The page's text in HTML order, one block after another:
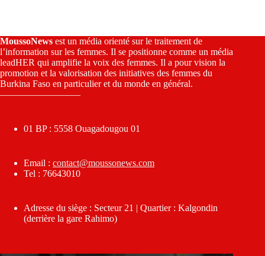
MoussoNews est un média orienté sur le traitement de
l’information sur les femmes. Il se positionne comme un média
leadHER qui amplifie la voix des femmes. Il a pour vision la
promotion et la valorisation des initiatives des femmes du
Burkina Faso en particulier et du monde en général.
————————–
01 BP : 5558 Ouagadougou 01
Email : contact@moussonews.com
Tel : 76643010
Adresse du siège : Secteur 21 | Quartier : Kalgondin
(derrière la gare Rahimo)